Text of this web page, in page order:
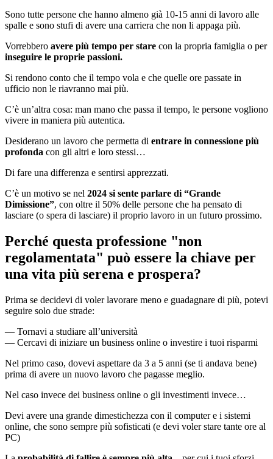
Sono tutte persone che hanno almeno già 10-15 anni di lavoro alle
spalle e sono stufi di avere una carriera che non li appaga più.
Vorrebbero avere più tempo per stare con la propria famiglia o per
inseguire le proprie passioni.
Si rendono conto che il tempo vola e che quelle ore passate in
ufficio non le riavranno mai più.
C’è un’altra cosa: man mano che passa il tempo, le persone vogliono
vivere in maniera più autentica.
Desiderano un lavoro che permetta di entrare in connessione più
profonda con gli altri e loro stessi…
Di fare una differenza e sentirsi apprezzati.
C’è un motivo se nel 2024 si sente parlare di “Grande
Dimissione”, con oltre il 50% delle persone che ha pensato di
lasciare (o spera di lasciare) il proprio lavoro in un futuro prossimo.
Perché questa professione "non
regolamentata" può essere la chiave per
una vita più serena e prospera?
Prima se decidevi di voler lavorare meno e guadagnare di più, potevi
seguire solo due strade:
— Tornavi a studiare all’università
— Cercavi di iniziare un business online o investire i tuoi risparmi
Nel primo caso, dovevi aspettare da 3 a 5 anni (se ti andava bene)
prima di avere un nuovo lavoro che pagasse meglio.
Nel caso invece dei business online o gli investimenti invece…
Devi avere una grande dimestichezza con il computer e i sistemi
online, che sono sempre più sofisticati (e devi voler stare tante ore al
PC)